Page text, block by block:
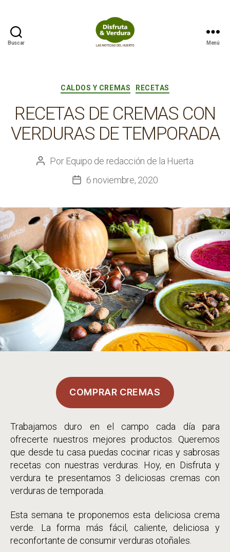
Buscar Menú
Categorías
CALDOS Y CREMAS RECETAS
RECETAS DE CREMAS CON
VERDURAS DE TEMPORADA
Autor
Por Equipo de redacción de la Huerta
Fecha
la
entrada
6 noviembre, 2020
COMPRAR CREMAS
Trabajamos duro en el campo cada día para
ofrecerte nuestros mejores productos. Queremos
que desde tu casa puedas cocinar ricas y sabrosas
recetas con nuestras verduras. Hoy, en Disfruta y
verdura te presentamos 3 deliciosas cremas con
verduras de temporada.
Esta semana te proponemos esta deliciosa crema
verde. La forma más fácil, caliente, deliciosa y
reconfortante de consumir verduras otoñales.